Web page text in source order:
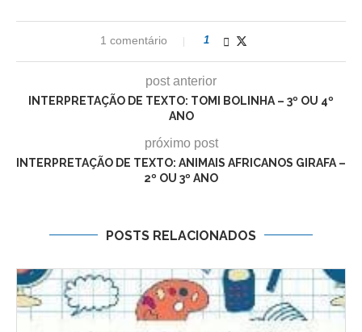
1 comentário 1
post anterior
INTERPRETAÇÃO DE TEXTO: TOMI BOLINHA – 3º OU 4º
ANO
próximo post
INTERPRETAÇÃO DE TEXTO: ANIMAIS AFRICANOS GIRAFA –
2º OU 3º ANO
POSTS RELACIONADOS